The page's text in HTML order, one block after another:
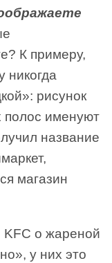
К примеру,
никогда
рисунок
полос именуют
название
магазин
KFC о жареной
у них это